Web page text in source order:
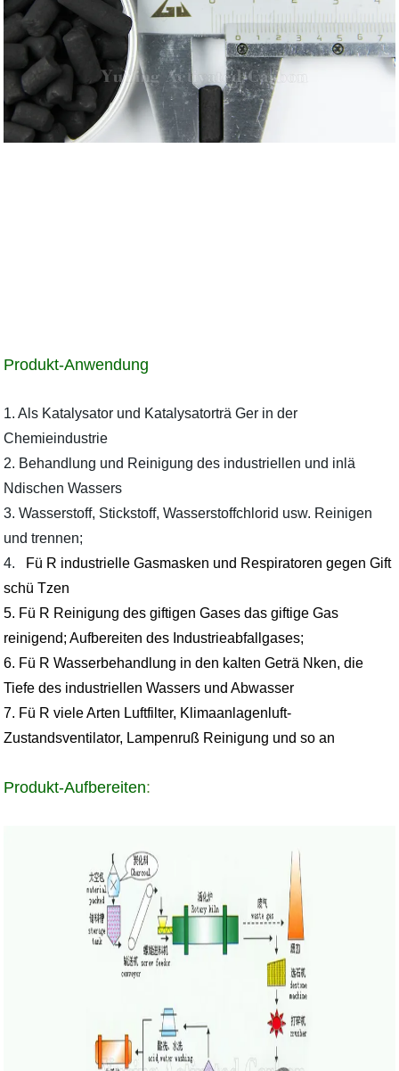
Produkt-Anwendung
1. Als Katalysator und Katalysatorträ Ger in der
Chemieindustrie
2. Behandlung und Reinigung des industriellen und inlä
Ndischen Wassers
3. Wasserstoff, Stickstoff, Wasserstoffchlorid usw. Reinigen
und trennen;
4.
Fü R industrielle Gasmasken und Respiratoren gegen Gift
schü Tzen
5. Fü R Reinigung des giftigen Gases das giftige Gas
reinigend; Aufbereiten des Industrieabfallgases;
6. Fü R Wasserbehandlung in den kalten Geträ Nken, die
Tiefe des industriellen Wassers und Abwasser
7. Fü R viele Arten Luftfilter, Klimaanlagenluft-
Zustandsventilator, Lampenruß Reinigung und so an
Produkt-Aufbereiten: